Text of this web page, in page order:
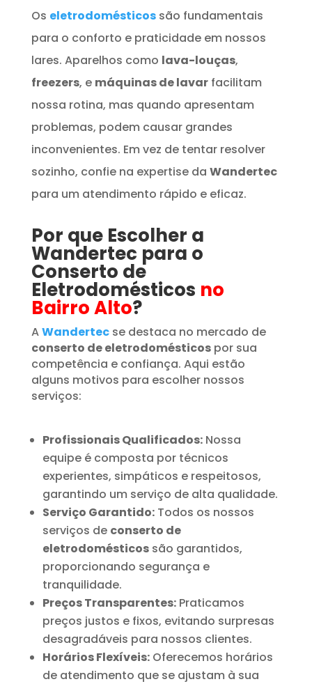
Os eletrodomésticos são fundamentais
para o conforto e praticidade em nossos
lares. Aparelhos como lava-louças,
freezers, e máquinas de lavarfacilitam
nossa rotina, mas quando apresentam
problemas, podem causar grandes
inconvenientes. Em vez de tentar resolver
sozinho, confie na expertise da Wandertec
para um atendimento rápido e eficaz.
Por que Escolher a
Wandertec para o
Conserto de
Eletrodomésticos no
Bairro Alto?
AWandertecse destaca no mercado de
conserto de eletrodomésticospor sua
competência e confiança. Aqui estão
alguns motivos para escolher nossos
serviços:
Profissionais Qualificados:Nossa
equipe é composta por técnicos
experientes, simpáticos e respeitosos,
garantindo um serviço de alta qualidade.
Serviço Garantido:Todos os nossos
serviços de conserto de
eletrodomésticossão garantidos,
proporcionando segurança e
tranquilidade.
Preços Transparentes:Praticamos
preços justos e fixos, evitando surpresas
desagradáveis para nossos clientes.
Horários Flexíveis:Oferecemos horários
de atendimento que se ajustam à sua